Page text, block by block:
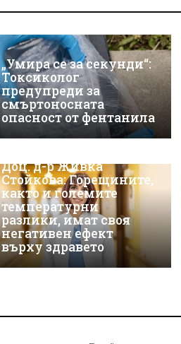
„Умира се за секунди“:
Токсиколог
предупреди за
смъртоносната
опасност от фентанила
Доц. д-р Живка
Стойкова: Горещините,
както и големите
температурни
разлики, имат своя
негативен ефект
върху здравето